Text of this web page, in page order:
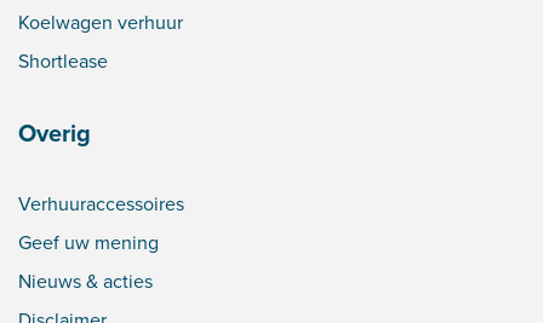
Koelwagen verhuur
Shortlease
Overig
Verhuuraccessoires
Geef uw mening
Nieuws & acties